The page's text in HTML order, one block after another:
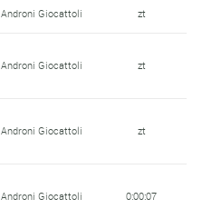
Androni Giocattoli zt
Androni Giocattoli zt
Androni Giocattoli zt
Androni Giocattoli 0:00:07